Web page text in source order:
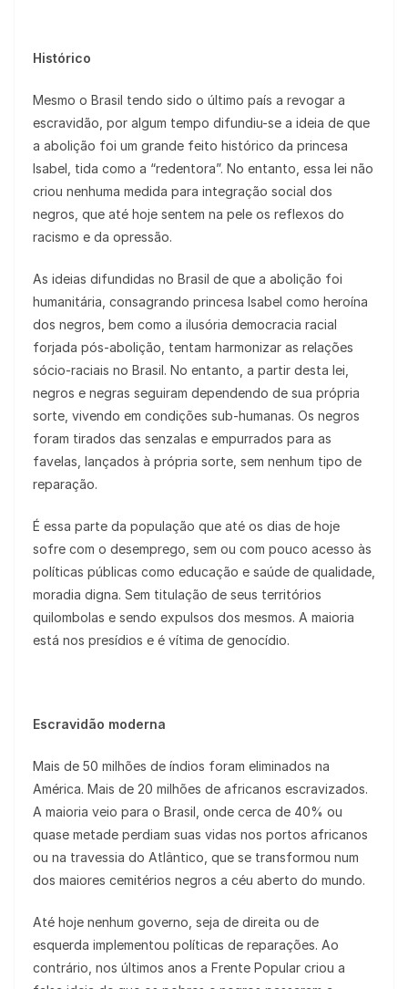
Histórico
Mesmo o Brasil tendo sido o último país a revogar a
escravidão, por algum tempo difundiu-se a ideia de que
a abolição foi um grande feito histórico da princesa
Isabel, tida como a “redentora”. No entanto, essa lei não
criou nenhuma medida para integração social dos
negros, que até hoje sentem na pele os reflexos do
racismo e da opressão.
As ideias difundidas no Brasil de que a abolição foi
humanitária, consagrando princesa Isabel como heroína
dos negros, bem como a ilusória democracia racial
forjada pós-abolição, tentam harmonizar as relações
sócio-raciais no Brasil. No entanto, a partir desta lei,
negros e negras seguiram dependendo de sua própria
sorte, vivendo em condições sub-humanas. Os negros
foram tirados das senzalas e empurrados para as
favelas, lançados à própria sorte, sem nenhum tipo de
reparação.
É essa parte da população que até os dias de hoje
sofre com o desemprego, sem ou com pouco acesso às
políticas públicas como educação e saúde de qualidade,
moradia digna. Sem titulação de seus territórios
quilombolas e sendo expulsos dos mesmos. A maioria
está nos presídios e é vítima de genocídio.
Escravidão moderna
Mais de 50 milhões de índios foram eliminados na
América. Mais de 20 milhões de africanos escravizados.
A maioria veio para o Brasil, onde cerca de 40% ou
quase metade perdiam suas vidas nos portos africanos
ou na travessia do Atlântico, que se transformou num
dos maiores cemitérios negros a céu aberto do mundo.
Até hoje nenhum governo, seja de direita ou de
esquerda implementou políticas de reparações. Ao
contrário, nos últimos anos a Frente Popular criou a